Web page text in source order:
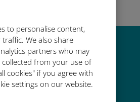
to personalise content,
We also share
partners who may
from your use of
cookies" if you agree with
settings on our website.